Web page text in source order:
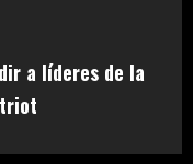
a líderes de la